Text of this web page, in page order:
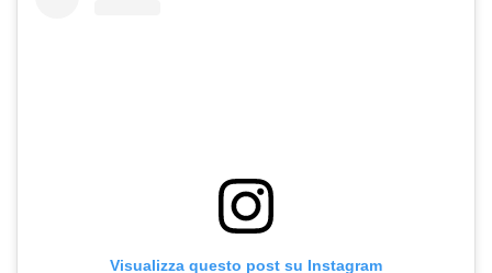
Visualizza questo post su Instagram